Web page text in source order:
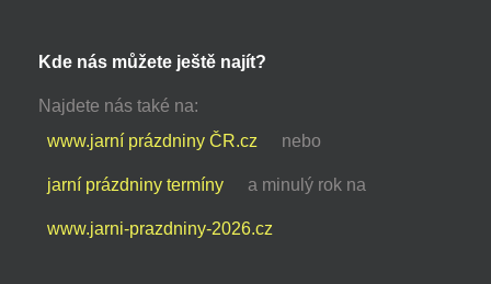
Kde nás můžete ještě najít?
Najdete nás také na:
www.jarní prázdniny ČR.cz
nebo
jarní prázdniny termíny a minulý rok na
www.jarni-prazdniny-2026.cz